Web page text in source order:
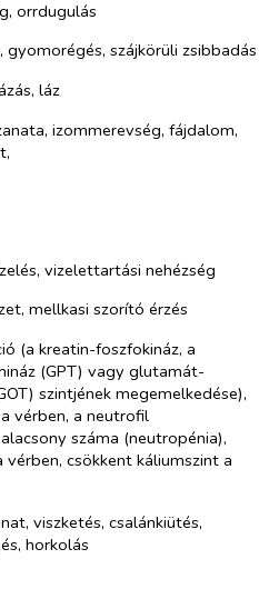
orrdugulás
szájkörüli zsibbadás
láz
izommerevség, fájdalom,
vizelettartási nehézség
mellkasi szorító érzés
(a kreatin-foszfokináz, a
(GPT) vagy glutamát-
szintjének megemelkedése),
vérben, a neutrofil
száma (neutropénia),
csökkent káliumszint a
viszketés, csalánkiütés,
horkolás